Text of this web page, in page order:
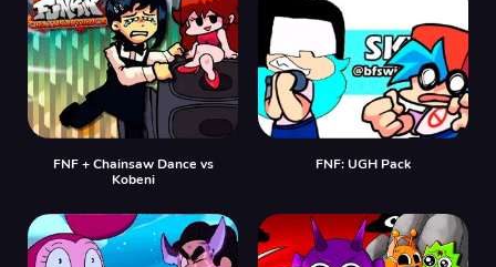
FNF + Chainsaw Dance vs
Kobeni
FNF: UGH Pack